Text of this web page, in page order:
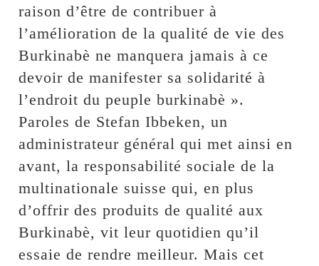
raison d’être de contribuer à
l’amélioration de la qualité de vie des
Burkinabè ne manquera jamais à ce
devoir de manifester sa solidarité à
l’endroit du peuple burkinabè ».
Paroles de Stefan Ibbeken, un
administrateur général qui met ainsi en
avant, la responsabilité sociale de la
multinationale suisse qui, en plus
d’offrir des produits de qualité aux
Burkinabè, vit leur quotidien qu’il
essaie de rendre meilleur. Mais cet